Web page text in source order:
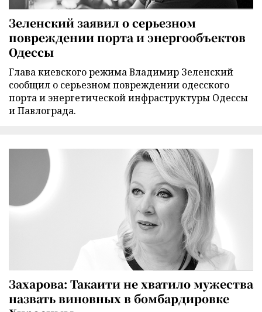
Зеленский заявил о серьезном
повреждении порта и энергообъектов
Одессы
Глава киевского режима Владимир Зеленский
сообщил о серьезном повреждении одесского
порта и энергетической инфраструктуры Одессы
и Павлограда.
Захарова: Такаити не хватило мужества
назвать виновных в бомбардировке